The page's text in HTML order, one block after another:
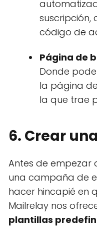
código de
Página de
Donde
la página
la que trae
6. Crear
Antes de empezar
una campaña de
hacer hincapié en
Mailrelay nos
plantillas